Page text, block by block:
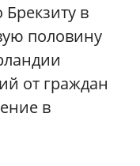
Брекзиту в
половину
от граждан
в